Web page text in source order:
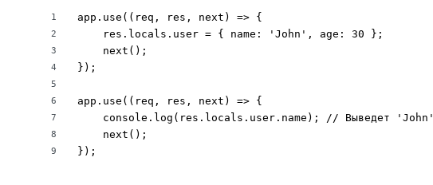
1
2
3
4
5
6
7
8
9
app.use((req, res, next) => {
    res.locals.user = { name: 'John', age: 30 };
    next();
});
app.use((req, res, next) => {
    console.log(res.locals.user.name); // Выведет 'John'
    next();
});